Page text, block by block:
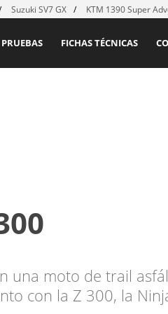
Suzuki SV7 GX KTM 1390 Super
FICHAS TÉCNICAS
PRUEBAS
una moto de trail
con la Z 300, la